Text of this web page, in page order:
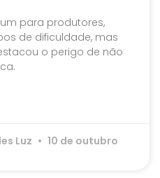
para produtores,
de dificuldade, mas
o perigo de não
Luz
10 de outubro